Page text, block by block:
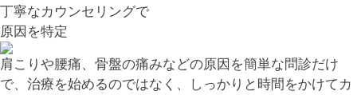
丁寧なカウンセリングで
原因を特定
肩こりや腰痛、骨盤の痛みなどの原因を簡単な問診だけ
で、治療を始めるのではなく、しっかりと時間をかけてカ